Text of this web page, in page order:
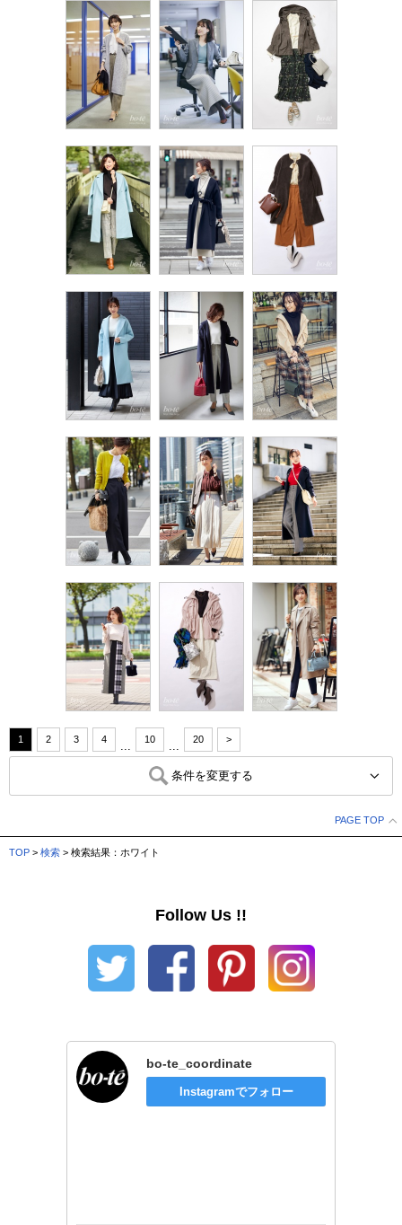
1 2 3 4 ... 10 ... 20 >
条件を変更する
PAGE TOP
TOP > 検索 > 検索結果：ホワイト
Follow Us !!
bo-te_coordinate
Instagramでフォロー